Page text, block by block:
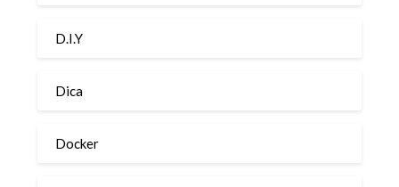
D.I.Y
Dica
Docker